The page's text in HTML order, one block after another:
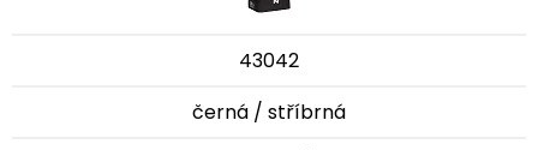
43042
černá / stříbrná